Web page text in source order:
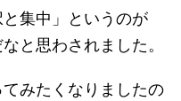
集中」というのが
と思わされました。
みたくなりましたの